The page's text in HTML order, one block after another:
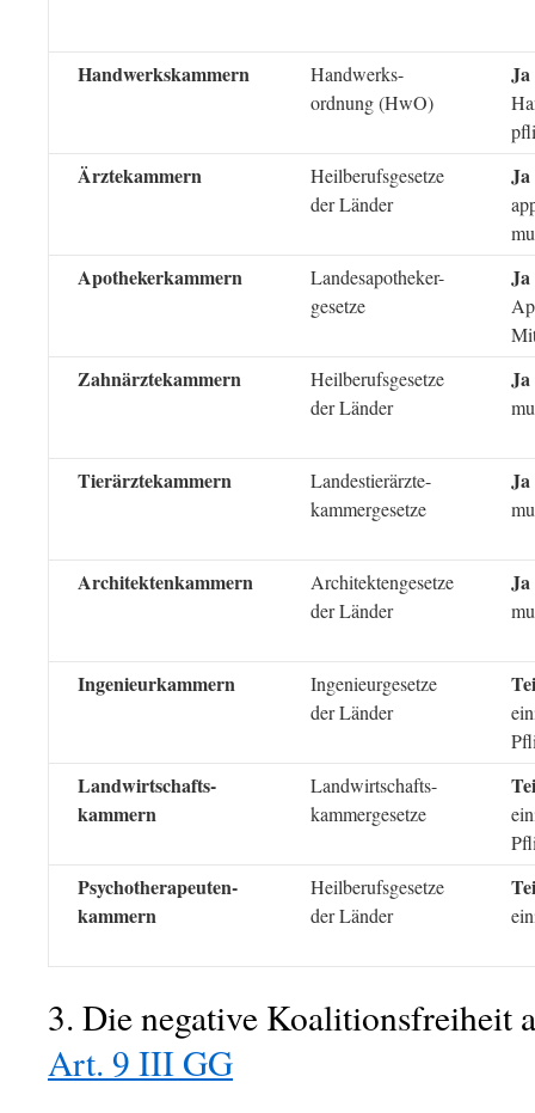
Handwerkskammern
Handwerks-
ordnung (HwO)
Ja
Ärztekammern
Heilberufsgesetze
der Länder
Ja
Apothekerkammern
Landesapotheker-
gesetze
Ja
Zahnärztekammern
Heilberufsgesetze
der Länder
Ja
Tierärztekammern
Landestierärzte-
kammergesetze
Ja
Architektenkammern
Architektengesetze
der Länder
Ja
Ingenieurkammern
Ingenieurgesetze
der Länder
Landwirtschafts-
kammern
Landwirtschafts-
kammergesetze
Psychotherapeuten-
kammern
Heilberufsgesetze
der Länder
3. Die negative Koalitionsfreiheit
Art. 9 III GG